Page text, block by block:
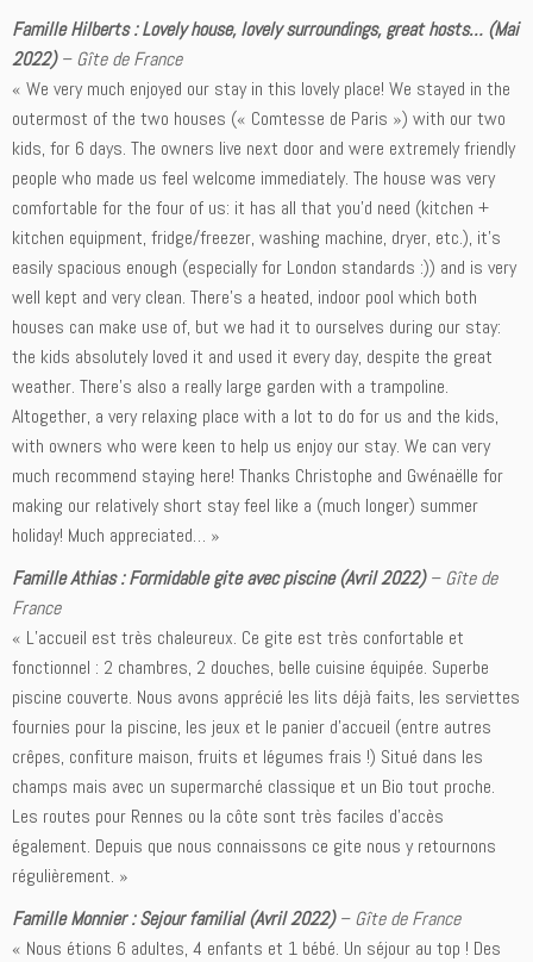
Famille Hilberts : Lovely house, lovely surroundings, great hosts… (Mai
2022)– Gîte de France
« We very much enjoyed our stay in this lovely place! We stayed in the
outermost of the two houses (« Comtesse de Paris ») with our two
kids, for 6 days. The owners live next door and were extremely friendly
people who made us feel welcome immediately. The house was very
comfortable for the four of us: it has all that you’d need (kitchen +
kitchen equipment, fridge/freezer, washing machine, dryer, etc.), it’s
easily spacious enough (especially for London standards :)) and is very
well kept and very clean. There’s a heated, indoor pool which both
houses can make use of, but we had it to ourselves during our stay:
the kids absolutely loved it and used it every day, despite the great
weather. There’s also a really large garden with a trampoline.
Altogether, a very relaxing place with a lot to do for us and the kids,
with owners who were keen to help us enjoy our stay. We can very
much recommend staying here! Thanks Christophe and Gwénaëlle for
making our relatively short stay feel like a (much longer) summer
holiday! Much appreciated… »
Famille Athias : Formidable gite avec piscine (Avril 2022)– Gîte de
France
« L’accueil est très chaleureux. Ce gite est très confortable et
fonctionnel : 2 chambres, 2 douches, belle cuisine équipée. Superbe
piscine couverte. Nous avons apprécié les lits déjà faits, les serviettes
fournies pour la piscine, les jeux et le panier d’accueil (entre autres
crêpes, confiture maison, fruits et légumes frais !) Situé dans les
champs mais avec un supermarché classique et un Bio tout proche.
Les routes pour Rennes ou la côte sont très faciles d’accès
également. Depuis que nous connaissons ce gite nous y retournons
régulièrement. »
Famille Monnier : Sejour familial (Avril 2022)– Gîte de France
« Nous étions 6 adultes, 4 enfants et 1 bébé. Un séjour au top ! Des